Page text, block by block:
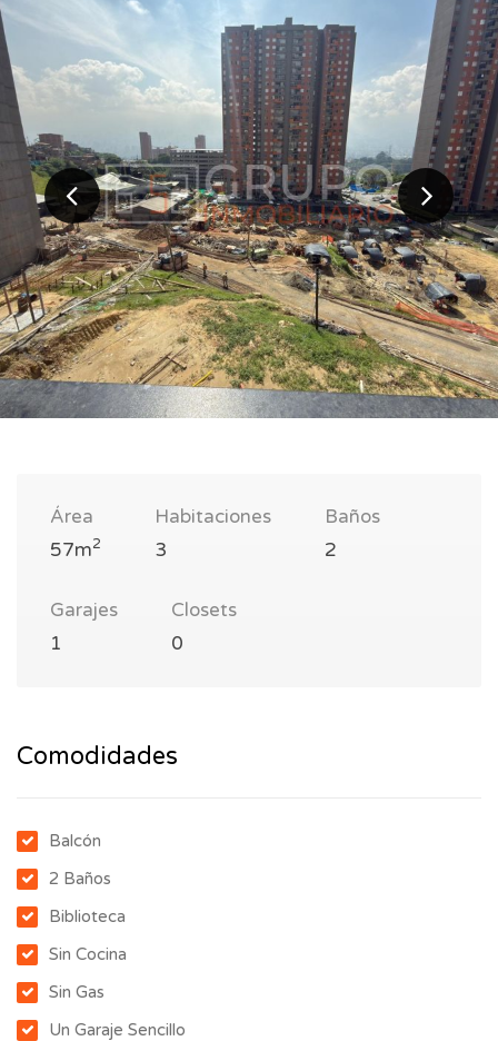
Área
57m2
Habitaciones
3
Baños
2
Garajes
1
Closets
0
Comodidades
Balcón
2 Baños
Biblioteca
Sin Cocina
Sin Gas
Un Garaje Sencillo